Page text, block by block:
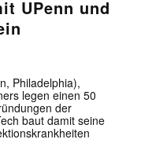
UPenn und
Philadelphia),
legen einen 50
der
baut damit seine